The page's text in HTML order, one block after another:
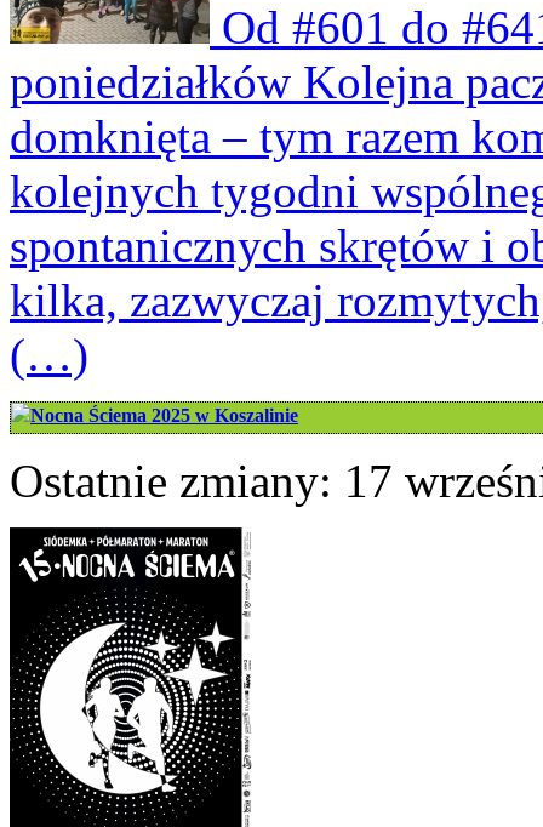
Od #601 do
poniedziałków Kolejna
domknięta – tym razem
kolejnych tygodni
spontanicznych skrętów i
kilka, zazwyczaj
(…)
Nocna Ściema 2025 w Koszalinie
Ostatnie zmiany: 17